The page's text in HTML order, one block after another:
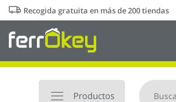
Ir
al
contenido
Recogida gratuita en más de 200 tiendas
Productos